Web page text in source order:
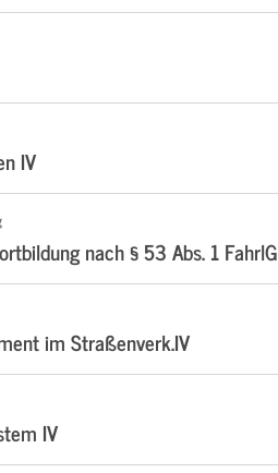
IV
nach § 53 Abs. 1 FahrlG
im Straßenverk.IV
IV